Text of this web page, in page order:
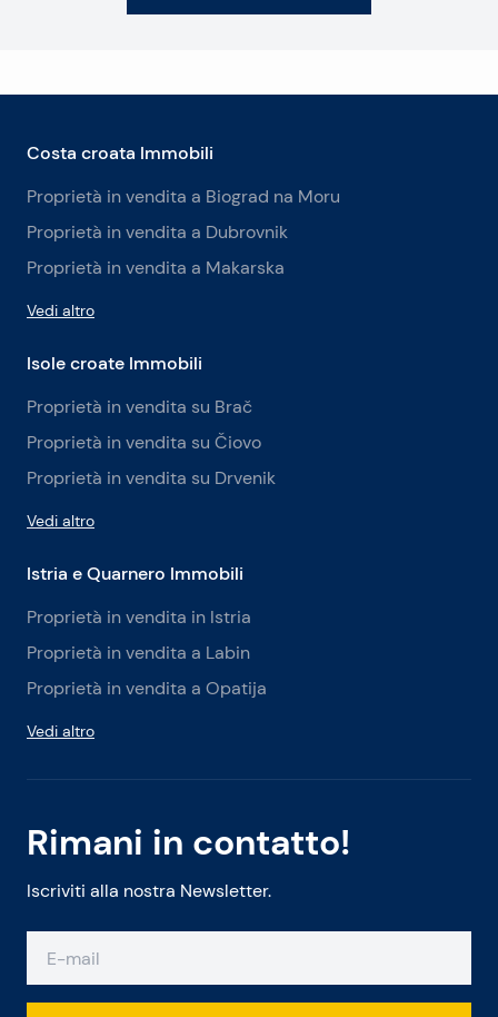
Rimani in contatto!
Iscriviti alla nostra Newsletter.
Costa croata Immobili
Proprietà in vendita a Biograd na Moru
Proprietà in vendita a Dubrovnik
Proprietà in vendita a Makarska
Vedi altro
Isole croate Immobili
Proprietà in vendita su Brač
Proprietà in vendita su Čiovo
Proprietà in vendita su Drvenik
Vedi altro
Istria e Quarnero Immobili
Proprietà in vendita in Istria
Proprietà in vendita a Labin
Proprietà in vendita a Opatija
Vedi altro